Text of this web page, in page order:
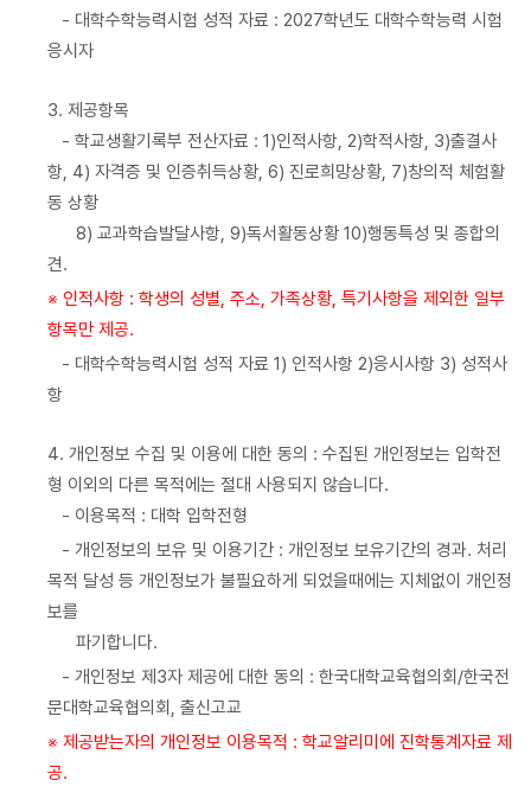
- 대학수학능력시험 성적 자료 : 2027학년도 대학수학능력 시험
응시자
3. 제공항목
- 학교생활기록부 전산자료 : 1)인적사항, 2)학적사항, 3)출결사
항, 4) 자격증 및 인증취득상황, 6) 진로희망상황, 7)창의적 체험활
동 상황
8) 교과학습발달사항, 9)독서활동상황 10)행동특성 및 종합의
견.
※ 인적사항 : 학생의 성별, 주소, 가족상황, 특기사항을 제외한 일부
항목만 제공.
- 대학수학능력시험 성적 자료 1) 인적사항 2)응시사항 3) 성적사
항
4. 개인정보 수집 및 이용에 대한 동의 : 수집된 개인정보는 입학전
형 이외의 다른 목적에는 절대 사용되지 않습니다.
- 이용목적 : 대학 입학전형
- 개인정보의 보유 및 이용기간 : 개인정보 보유기간의 경과. 처리
목적 달성 등 개인정보가 불필요하게 되었을때에는 지체없이 개인정
보를
파기합니다.
- 개인정보 제3자 제공에 대한 동의 : 한국대학교육협의회/한국전
문대학교육협의회, 출신고교
※ 제공받는자의 개인정보 이용목적 : 학교알리미에 진학통계자료 제
공.